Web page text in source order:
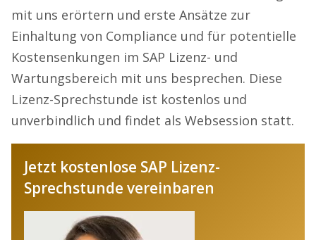
mit uns erörtern und erste Ansätze zur
Einhaltung von Compliance und für potentielle
Kostensenkungen im SAP Lizenz- und
Wartungsbereich mit uns besprechen. Diese
Lizenz-Sprechstunde ist kostenlos und
unverbindlich und findet als Websession statt.
Jetzt kostenlose SAP Lizenz-
Sprechstunde vereinbaren